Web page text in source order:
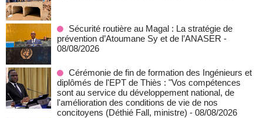
Sécurité routière au Magal : La stratégie de
prévention d’Atoumane Sy et de l’ANASER -
08/08/2026
Cérémonie de fin de formation des Ingénieurs et
diplômés de l'EPT de Thiès : "Vos compétences
sont au service du développement national, de
l'amélioration des conditions de vie de nos
concitoyens (Déthié Fall, ministre) - 08/08/2026